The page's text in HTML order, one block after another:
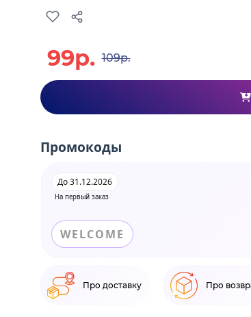
99р. 109р.
Промокоды
На первый заказ
До 31.12.2026
WELCOME
Про доставку Про